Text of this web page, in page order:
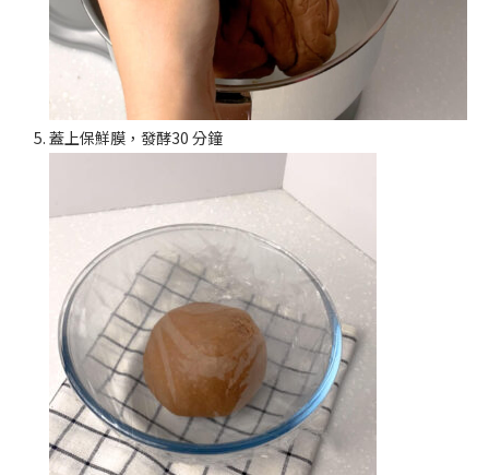
蓋上保鮮膜，發酵30 分鐘